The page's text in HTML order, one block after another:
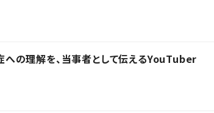
への理解を、当事者として伝えるYouTuber